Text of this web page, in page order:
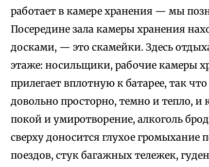
работает в камере хранения — мы
Посередине зала камеры хранения
досками, — это скамейки. Здесь
этаже: носильщики, рабочие камеры
прилегает вплотную к батарее, так
довольно просторно, темно и тепло,
покой и умиротворение, алкоголь
сверху доносится глухое
поездов, стук багажных тележек,